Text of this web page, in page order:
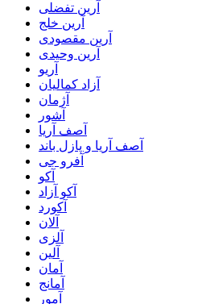
آرین تفضلی
آرین خلج
آرین مقصودی
آرین وحیدی
آریو
آزاد کمالیان
آژمان
آشور
آصف آریا
آصف آریا و پازل باند
آفرو جی
آکو
آکو آزاد
آکورد
آلان
آلزی
آلین
آمان
آمانج
آمور